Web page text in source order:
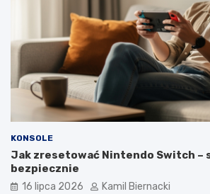
KONSOLE
Jak zresetować Nintendo Switch –
bezpiecznie
16 lipca 2026 Kamil Biernacki